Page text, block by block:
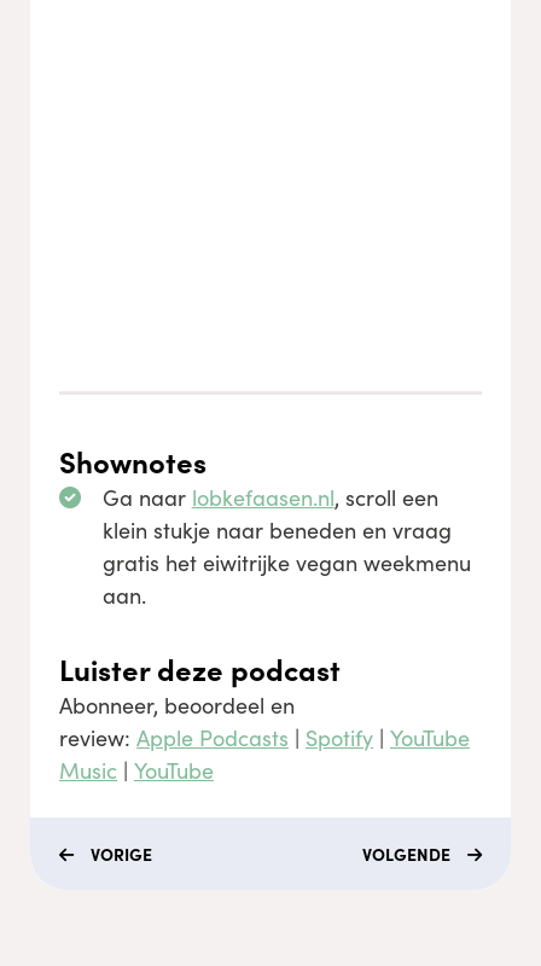
Shownotes
Ga naar lobkefaasen.nl, scroll een
klein stukje naar beneden en vraag
gratis het eiwitrijke vegan weekmenu
aan.
Luister deze podcast
Abonneer, beoordeel en
review: Apple Podcasts | Spotify | YouTube
Music | YouTube
VORIGE VOLGENDE